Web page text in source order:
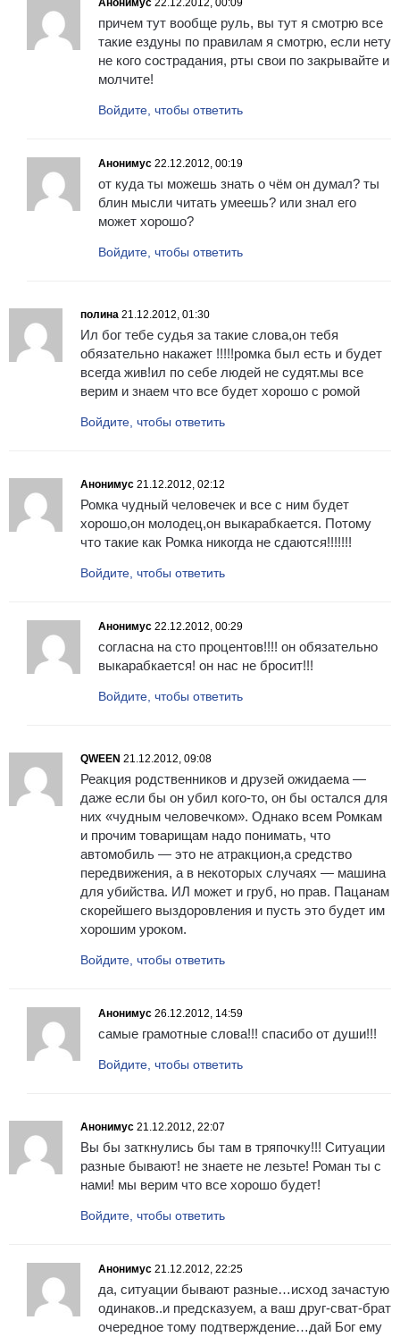
Анонимус 22.12.2012, 00:09
причем тут вообще руль, вы тут я смотрю все
такие ездуны по правилам я смотрю, если нету
не кого сострадания, рты свои по закрывайте и
молчите!
Войдите, чтобы ответить
Анонимус 22.12.2012, 00:19
от куда ты можешь знать о чём он думал? ты
блин мысли читать умеешь? или знал его
может хорошо?
Войдите, чтобы ответить
полина 21.12.2012, 01:30
Ил бог тебе судья за такие слова,он тебя
обязательно накажет !!!!!ромка был есть и будет
всегда жив!ил по себе людей не судят.мы все
верим и знаем что все будет хорошо с ромой
Войдите, чтобы ответить
Анонимус 21.12.2012, 02:12
Ромка чудный человечек и все с ним будет
хорошо,он молодец,он выкарабкается. Потому
что такие как Ромка никогда не сдаются!!!!!!!
Войдите, чтобы ответить
Анонимус 22.12.2012, 00:29
согласна на сто процентов!!!! он обязательно
выкарабкается! он нас не бросит!!!
Войдите, чтобы ответить
QWEEN 21.12.2012, 09:08
Реакция родственников и друзей ожидаема —
даже если бы он убил кого-то, он бы остался для
них «чудным человечком». Однако всем Ромкам
и прочим товарищам надо понимать, что
автомобиль — это не атракцион,а средство
передвижения, а в некоторых случаях — машина
для убийства. ИЛ может и груб, но прав. Пацанам
скорейшего выздоровления и пусть это будет им
хорошим уроком.
Войдите, чтобы ответить
Анонимус 26.12.2012, 14:59
самые грамотные слова!!! спасибо от души!!!
Войдите, чтобы ответить
Анонимус 21.12.2012, 22:07
Вы бы заткнулись бы там в тряпочку!!! Ситуации
разные бывают! не знаете не лезьте! Роман ты с
нами! мы верим что все хорошо будет!
Войдите, чтобы ответить
Анонимус 21.12.2012, 22:25
да, ситуации бывают разные…исход зачастую
одинаков..и предсказуем, а ваш друг-сват-брат
очередное тому подтверждение…дай Бог ему